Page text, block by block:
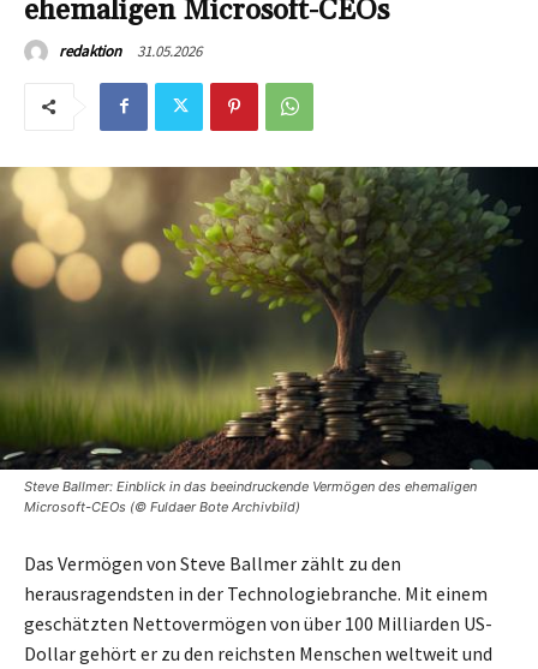
ehemaligen Microsoft-CEOs
redaktion 31.05.2026
Steve Ballmer: Einblick in das beeindruckende Vermögen des ehemaligen
Microsoft-CEOs (© Fuldaer Bote Archivbild)
Das Vermögen von Steve Ballmer zählt zu den
herausragendsten in der Technologiebranche. Mit einem
geschätzten Nettovermögen von über 100 Milliarden US-
Dollar gehört er zu den reichsten Menschen weltweit und